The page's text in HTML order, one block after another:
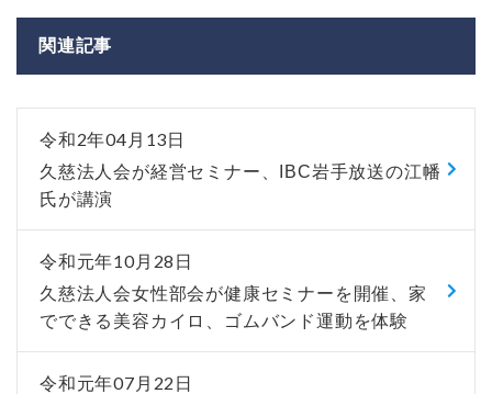
関連記事
令和2年04月13日
久慈法人会が経営セミナー、IBC岩手放送の江幡
氏が講演
令和元年10月28日
久慈法人会女性部会が健康セミナーを開催、家
でできる美容カイロ、ゴムバンド運動を体験
令和元年07月22日